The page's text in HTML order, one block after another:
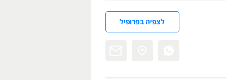
לצפיה בפרופיל